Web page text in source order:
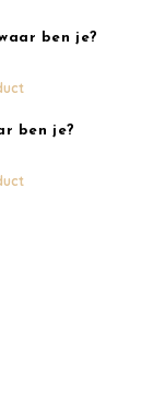
ben je?
ben je?